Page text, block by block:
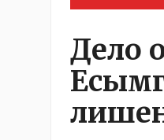
Дело